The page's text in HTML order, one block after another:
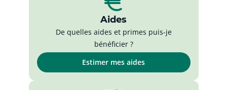
Aides
De quelles aides et primes puis-je
bénéficier ?
Estimer mes aides